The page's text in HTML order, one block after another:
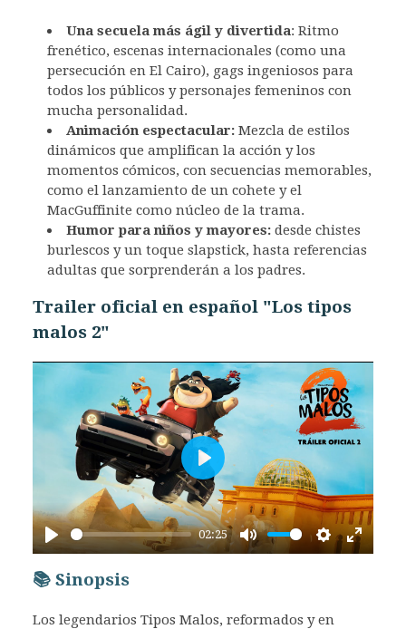
Una secuela más ágil y divertida: Ritmo
frenético, escenas internacionales (como una
persecución en El Cairo), gags ingeniosos para
todos los públicos y personajes femeninos con
mucha personalidad.
Animación espectacular: Mezcla de estilos
dinámicos que amplifican la acción y los
momentos cómicos, con secuencias memorables,
como el lanzamiento de un cohete y el
MacGuffinite como núcleo de la trama.
Humor para niños y mayores: desde chistes
burlescos y un toque slapstick, hasta referencias
adultas que sorprenderán a los padres.
Trailer oficial en español "Los tipos
malos 2"
Play
02:25
Mute Settings
Enter
Play
📚 Sinopsis
Los legendarios Tipos Malos, reformados y en